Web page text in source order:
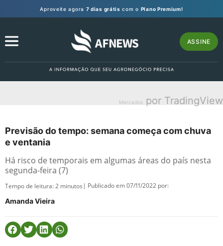
Aproveite agora 7 dias grátis com o Plano Premium!
ASSINE
Mercados por TradingView
Previsão do tempo: semana começa com chuva
e ventania
Há risco de temporais em algumas áreas do país nesta
segunda-feira (7)
Tempo de leitura:2 minutos | Publicado em 07/11/2022 por:
Amanda Vieira